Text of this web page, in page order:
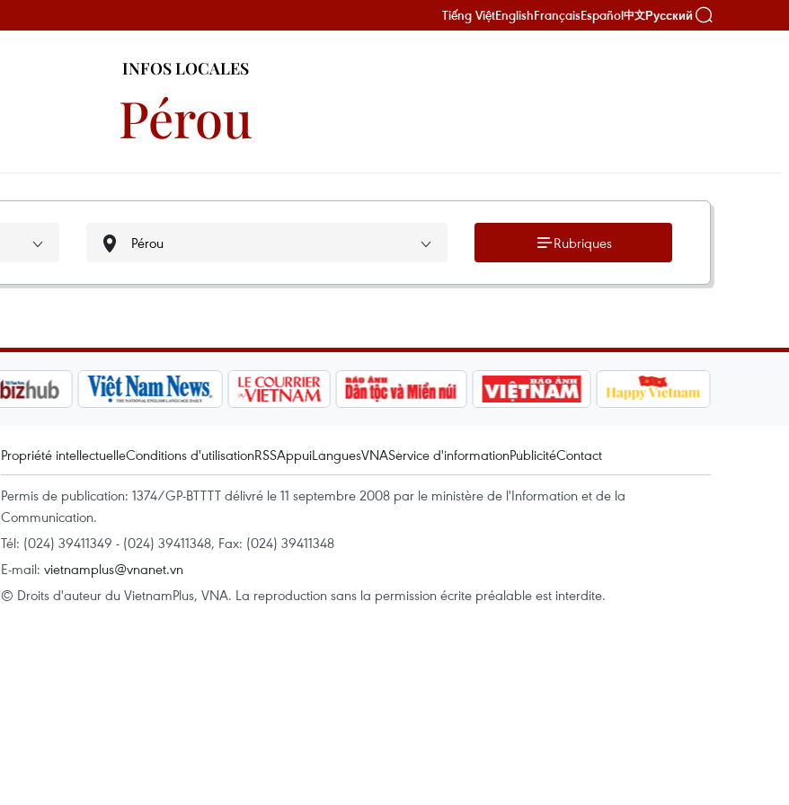
Tiếng ViệtEnglishFrançaisEspañol中文Русский
INFOS LOCALES
Pérou
Rubriques
Propriété intellectuelleConditions d'utilisationRSSAppuiLanguesVNAService d'informationPublicitéContact
Permis de publication: 1374/GP-BTTTT délivré le 11 septembre 2008 par le ministère de l'Information et de la
Communication.
Tél: (024) 39411349 - (024) 39411348, Fax: (024) 39411348
E-mail: vietnamplus@vnanet.vn
© Droits d'auteur du VietnamPlus, VNA. La reproduction sans la permission écrite préalable est interdite.